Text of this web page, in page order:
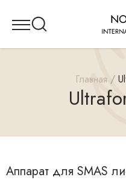
Главная
Аппарат для SMAS